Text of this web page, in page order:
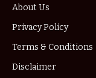
About Us
Privacy Policy
Terms & Conditions
Disclaimer